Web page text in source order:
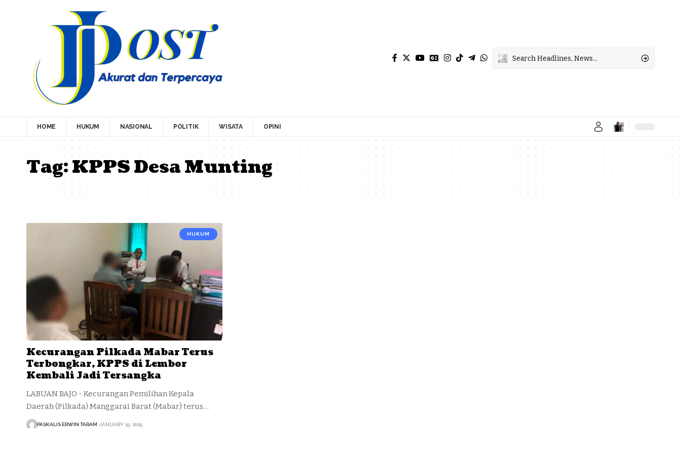
HOME HUKUM NASIONAL POLITIK WISATA OPINI
Tag:KPPS Desa Munting
HUKUM
Kecurangan Pilkada Mabar Terus
Terbongkar, KPPS di Lembor
Kembali Jadi Tersangka
LABUAN BAJO - Kecurangan Pemilihan Kepala
Daerah (Pilkada) Manggarai Barat (Mabar) terus…
PASKALIS ERWIN TARAM JANUARY 15, 2025